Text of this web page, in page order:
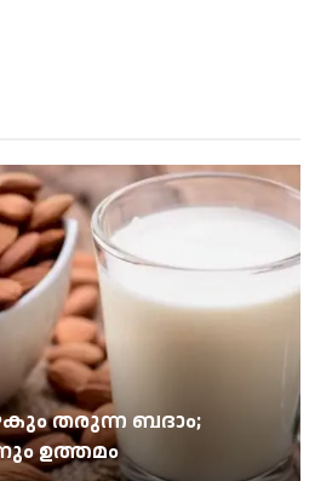
തരുന്ന ബദാം;
ഉത്തമം